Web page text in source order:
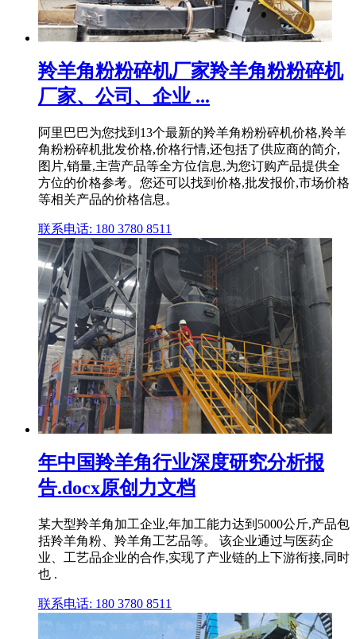
羚羊角粉粉碎机厂家羚羊角粉粉碎机
厂家、公司、企业 ...
阿里巴巴为您找到13个最新的羚羊角粉粉碎机价格,羚羊
角粉粉碎机批发价格,价格行情,还包括了供应商的简介,
图片,销量,主营产品等全方位信息,为您订购产品提供全
方位的价格参考。您还可以找到价格,批发报价,市场价格
等相关产品的价格信息。
联系电话: 180 3780 8511
年中国羚羊角行业深度研究分析报
告.docx原创力文档
某大型羚羊角加工企业,年加工能力达到5000公斤,产品包
括羚羊角粉、羚羊角工艺品等。 该企业通过与医药企
业、工艺品企业的合作,实现了产业链的上下游衔接,同时
也 .
联系电话: 180 3780 8511